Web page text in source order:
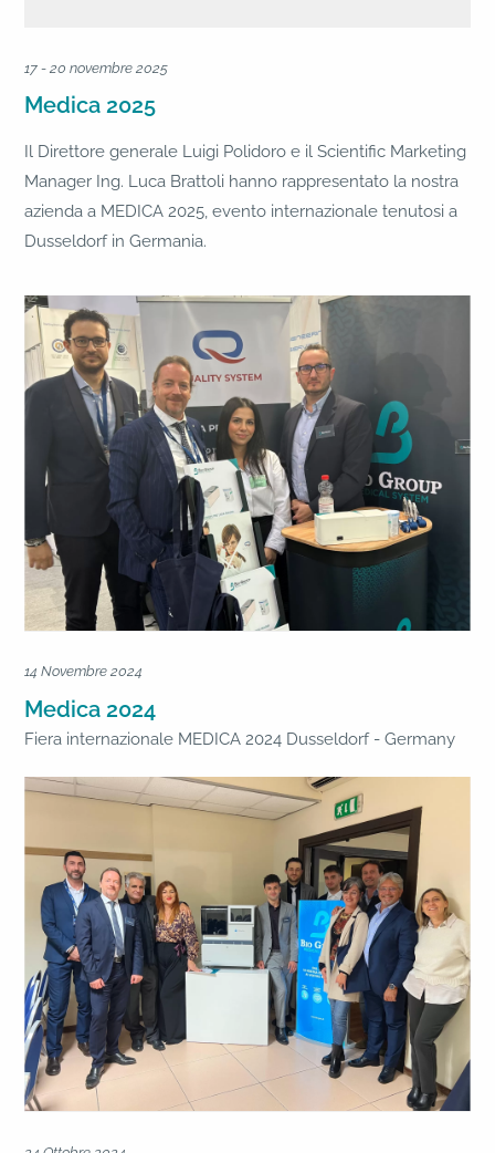
17 - 20 novembre 2025
Medica 2025
Il Direttore generale Luigi Polidoro e il Scientific Marketing
Manager Ing. Luca Brattoli hanno rappresentato la nostra
azienda a MEDICA 2025, evento internazionale tenutosi a
Dusseldorf in Germania.
14 Novembre 2024
Medica 2024
Fiera internazionale MEDICA 2024 Dusseldorf - Germany